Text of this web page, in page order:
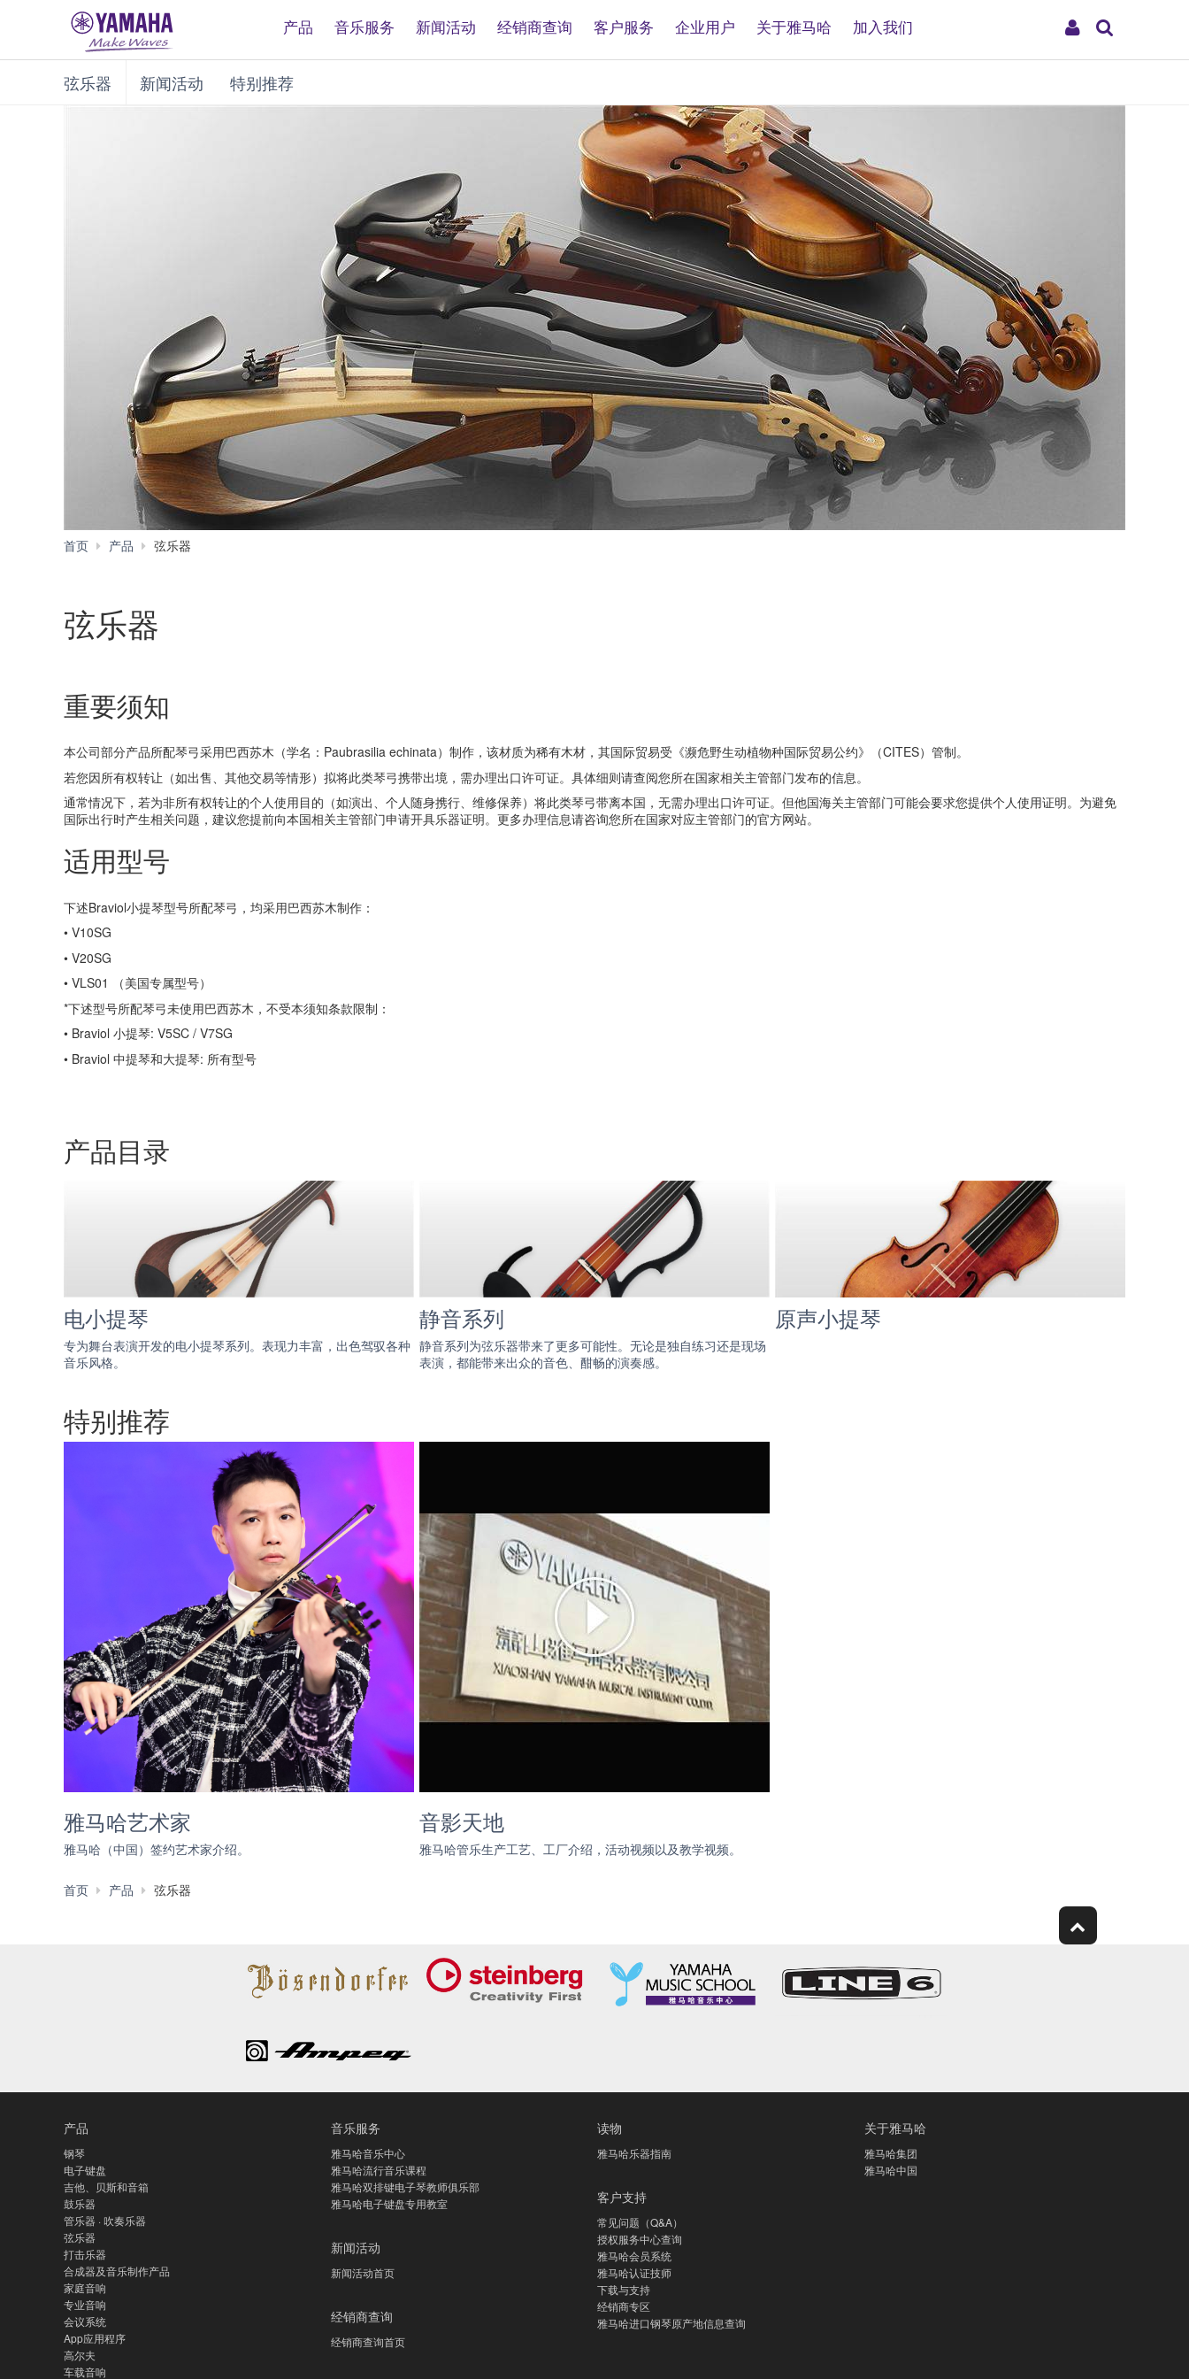
My
产品 音乐服务 新闻活动 经销商查询 客户服务 企业用户 关于雅马哈 加入我们
弦乐器 新闻活动 特别推荐
首页 产品 弦乐器
弦乐器
重要须知
本公司部分产品所配琴弓采用巴西苏木（学名：Paubrasilia echinata）制作，该材质为稀有木材，其国际贸易受《濒危野生动植物种国际贸易公约》（CITES）管制。
若您因所有权转让（如出售、其他交易等情形）拟将此类琴弓携带出境，需办理出口许可证。具体细则请查阅您所在国家相关主管部门发布的信息。
通常情况下，若为非所有权转让的个人使用目的（如演出、个人随身携行、维修保养）将此类琴弓带离本国，无需办理出口许可证。但他国海关主管部门可能会要求您提供个人使用证明。为避免
国际出行时产生相关问题，建议您提前向本国相关主管部门申请开具乐器证明。更多办理信息请咨询您所在国家对应主管部门的官方网站。
适用型号
下述Braviol小提琴型号所配琴弓，均采用巴西苏木制作：
• V10SG
• V20SG
• VLS01 （美国专属型号）
*下述型号所配琴弓未使用巴西苏木，不受本须知条款限制：
• Braviol 小提琴: V5SC / V7SG
• Braviol 中提琴和大提琴: 所有型号
产品目录
电小提琴
专为舞台表演开发的电小提琴系列。表现力丰富，出色驾驭各种
音乐风格。
静音系列
静音系列为弦乐器带来了更多可能性。无论是独自练习还是现场
表演，都能带来出众的音色、酣畅的演奏感。
原声小提琴
特别推荐
雅马哈艺术家
雅马哈（中国）签约艺术家介绍。
音影天地
雅马哈管乐生产工艺、工厂介绍，活动视频以及教学视频。
首页 产品 弦乐器
产品
钢琴
电子键盘
吉他、贝斯和音箱
鼓乐器
管乐器 · 吹奏乐器
弦乐器
打击乐器
合成器及音乐制作产品
家庭音响
专业音响
会议系统
App应用程序
高尔夫
车载音响
音乐服务
雅马哈音乐中心
雅马哈流行音乐课程
雅马哈双排键电子琴教师俱乐部
雅马哈电子键盘专用教室
新闻活动
新闻活动首页
经销商查询
经销商查询首页
读物
雅马哈乐器指南
客户支持
常见问题（Q&A）
授权服务中心查询
雅马哈会员系统
雅马哈认证技师
下载与支持
经销商专区
雅马哈进口钢琴原产地信息查询
关于雅马哈
雅马哈集团
雅马哈中国